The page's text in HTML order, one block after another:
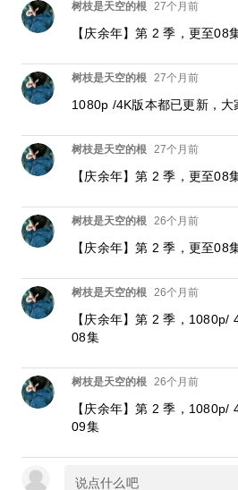
树枝是天空的根 27个月前
【庆余年】第 2 季，更至08
树枝是天空的根 27个月前
1080p /4K版本都已更新，大
树枝是天空的根 27个月前
【庆余年】第 2 季，更至08
树枝是天空的根 26个月前
【庆余年】第 2 季，更至08
树枝是天空的根 26个月前
【庆余年】第 2 季，1080p/
08集
树枝是天空的根 26个月前
【庆余年】第 2 季，1080p/
09集